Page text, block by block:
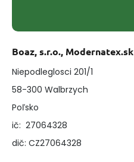
Boaz, s.r.o., Modernatex.sk
Niepodleglosci 201/1
58-300 Walbrzych
Poľsko
ič: 27064328
dič: CZ27064328